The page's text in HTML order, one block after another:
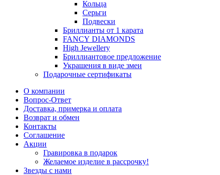
Кольца
Серьги
Подвески
Бриллианты от 1 карата
FANCY DIAMONDS
High Jewellery
Бриллиантовое предложение
Украшения в виде змеи
Подарочные сертификаты
О компании
Вопрос-Ответ
Доставка, примерка и оплата
Возврат и обмен
Контакты
Соглашение
Акции
Гравировка в подарок
Желаемое изделие в рассрочку!
Звезды с нами